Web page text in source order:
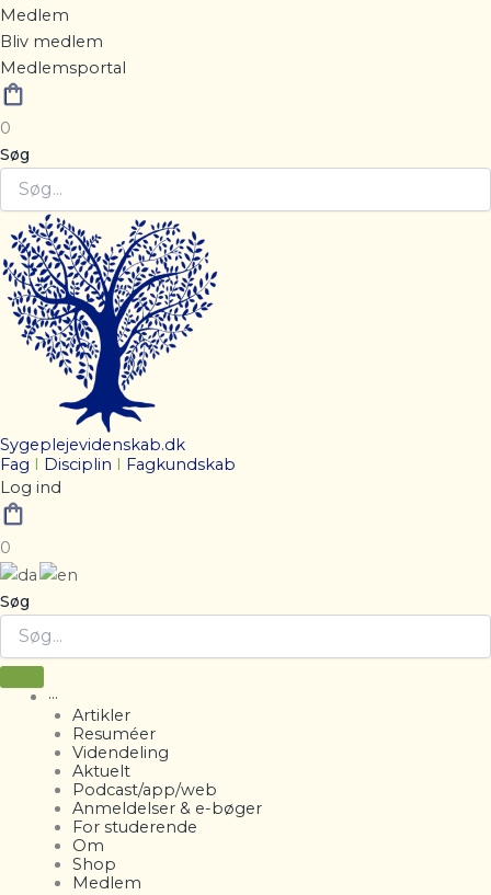
Medlem
Bliv medlem
Medlemsportal
0
Søg
Sygeplejevidenskab.dk
Fag I Disciplin I Fagkundskab
Log ind
0
Søg
···
Artikler
Resuméer
Videndeling
Aktuelt
Podcast/app/web
Anmeldelser & e-bøger
For studerende
Om
Shop
Medlem